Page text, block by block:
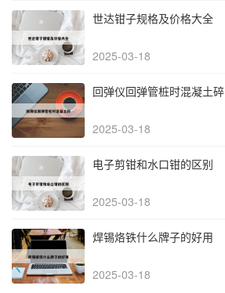
世达钳子规格及价格大全
2025-03-18
回弹仪回弹管桩时混凝土碎
2025-03-18
电子剪钳和水口钳的区别
2025-03-18
焊锡烙铁什么牌子的好用
2025-03-18